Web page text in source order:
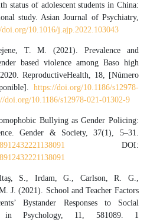
status of adolescent students in China:
study. Asian Journal of Psychiatry,
doi.org/10.1016/j.ajp.2022.103043
T. M. (2021). Prevalence and
based violence among Baso high
ReproductiveHealth, 18, [Número
https://doi.org/10.1186/s12978-
doi.org/10.1186/s12978-021-01302-9
Bullying as Gender Policing:
Gender & Society, 37(1), 5–31.
DOI:
S., Irdam, G., Carlson, R. G.,
J. (2021). School and Teacher Factors
Bystander Responses to Social
in Psychology, 11, 581089. 1